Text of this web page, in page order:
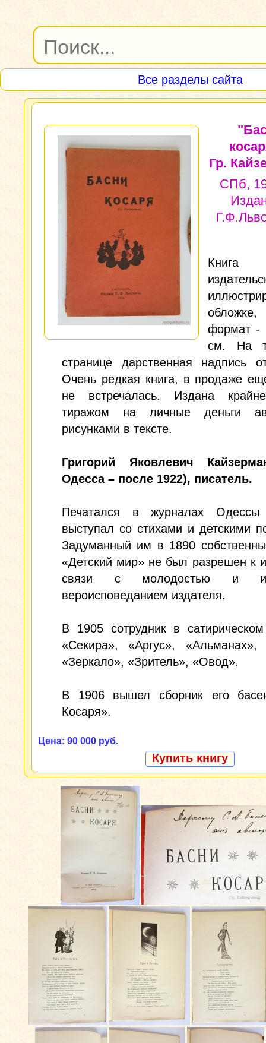
Все разделы сайта
Гр.
СПб,
формат -
см. На
странице дарственная надпись
Очень редкая книга, в продаже
не встречалась. Издана
тиражом на личные деньги
рисунками в тексте.
Григорий Яковлевич
Одесса – после 1922), писатель.
Печатался в журналах
выступал со стихами и детскими
Задуманный им в 1890
«Детский мир» не был разрешен к
связи с молодостью и
вероисповеданием издателя.
В 1905 сотрудник в
«Секира», «Аргус», «Альманах»,
«Зеркало», «Зритель», «Овод».
В 1906 вышел сборник его
Косаря».
Цена: 90 000 руб.
Купить книгу